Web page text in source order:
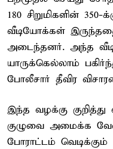
180 சிறுமிகளின்
வீடியோக்கள்
அடைந்தனர். அந்த
யாருக்கெல்லாம்
போலீசார் தீவிர
இந்த வழக்கு குறித்து
குழுவை அமைக்க
போராட்டம்